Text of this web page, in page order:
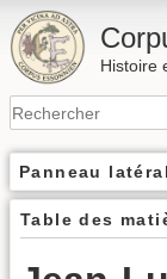
Histoire
Panneau latéral
Table des